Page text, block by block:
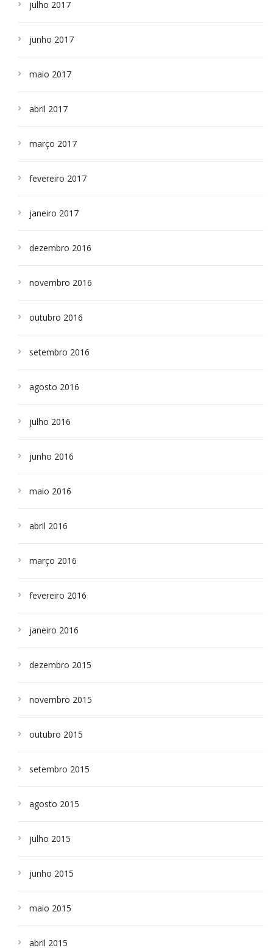
julho 2017
junho 2017
maio 2017
abril 2017
março 2017
fevereiro 2017
janeiro 2017
dezembro 2016
novembro 2016
outubro 2016
setembro 2016
agosto 2016
julho 2016
junho 2016
maio 2016
abril 2016
março 2016
fevereiro 2016
janeiro 2016
dezembro 2015
novembro 2015
outubro 2015
setembro 2015
agosto 2015
julho 2015
junho 2015
maio 2015
abril 2015